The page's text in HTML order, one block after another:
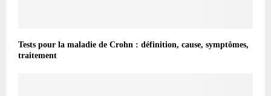
Tests pour la maladie de Crohn : définition, cause, symptômes,
traitement